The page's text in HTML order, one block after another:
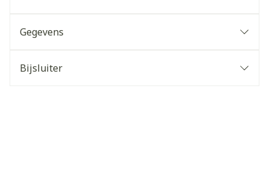
Gegevens
Bijsluiter